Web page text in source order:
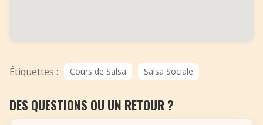
Étiquettes : Cours de Salsa Salsa Sociale
DES QUESTIONS OU UN RETOUR ?